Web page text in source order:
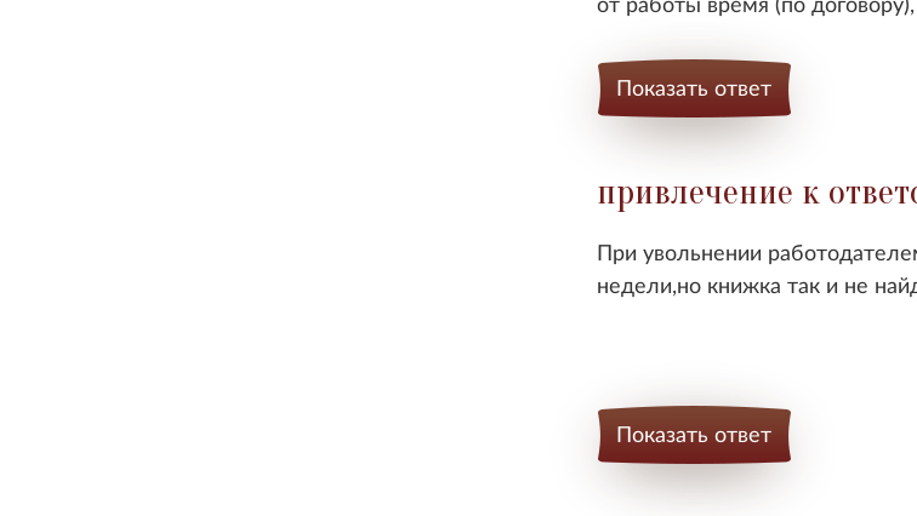
Показать ответ
привлечение к
При увольнении
недели,но книжка так и не
Показать ответ